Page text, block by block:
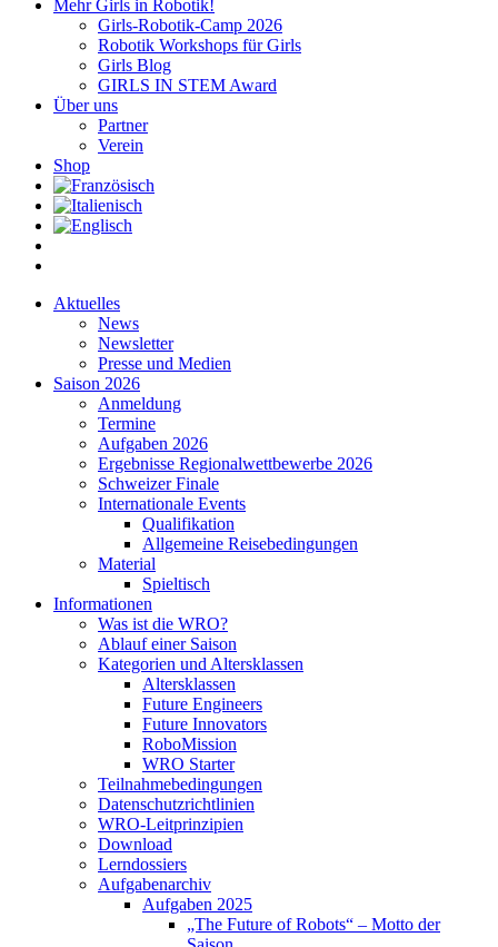
Mehr Girls in Robotik!
Girls-Robotik-Camp 2026
Robotik Workshops für Girls
Girls Blog
GIRLS IN STEM Award
Über uns
Partner
Verein
Shop
Aktuelles
News
Newsletter
Presse und Medien
Saison 2026
Anmeldung
Termine
Aufgaben 2026
Ergebnisse Regionalwettbewerbe 2026
Schweizer Finale
Internationale Events
Qualifikation
Allgemeine Reisebedingungen
Material
Spieltisch
Informationen
Was ist die WRO?
Ablauf einer Saison
Kategorien und Altersklassen
Altersklassen
Future Engineers
Future Innovators
RoboMission
WRO Starter
Teilnahmebedingungen
Datenschutzrichtlinien
WRO-Leitprinzipien
Download
Lerndossiers
Aufgabenarchiv
Aufgaben 2025
„The Future of Robots“ – Motto der